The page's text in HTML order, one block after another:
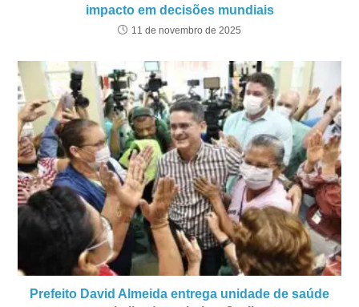
impacto em decisões mundiais
11 de novembro de 2025
Prefeito David Almeida entrega unidade de saúde